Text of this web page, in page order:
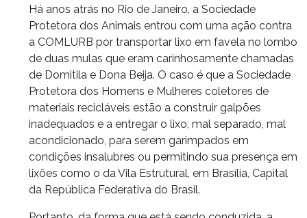
Há anos atrás no Rio de Janeiro, a Sociedade
Protetora dos Animais entrou com uma ação contra
a COMLURB por transportar lixo em favela no lombo
de duas mulas que eram carinhosamente chamadas
de Domitila e Dona Beija. O caso é que a Sociedade
Protetora dos Homens e Mulheres coletores de
materiais recicláveis estão a construir galpões
inadequados e a entregar o lixo, mal separado, mal
acondicionado, para serem garimpados em
condições insalubres ou permitindo sua presença em
lixões como o da Vila Estrutural, em Brasília, Capital
da República Federativa do Brasil.